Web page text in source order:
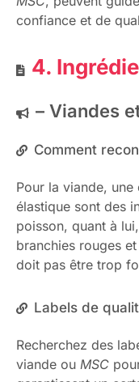
confiance et de
4.
– Viandes
Comment
Pour la viande,
élastique sont des
poisson, quant à
branchies rouges
doit pas être trop
Labels de
Recherchez des
viande ou MSC